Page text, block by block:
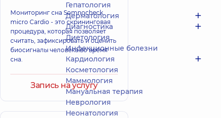
Мониторинг сна Somnocheck
micro Cardio - это скрининговая
процедура, которая позволяет
считать, зафиксировать и оценить
биосигналы человека во время
сна.
Запись на услугу
Гепатология
Дерматология
Диагностика
Диетология
Инфекционные болезни
Кардиология
Косметология
Маммология
Мануальная терапия
Неврология
Неонатология